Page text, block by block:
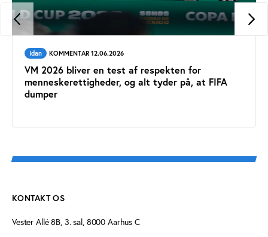
Idan KOMMENTAR 12.06.2026
VM 2026 bliver en test af respekten for
menneskerettigheder, og alt tyder på, at FIFA
dumper
KONTAKT OS
Vester Allé 8B, 3. sal, 8000 Aarhus C